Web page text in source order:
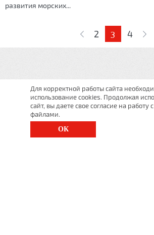
развития морских...
2 3 4
Для корректной работы сайта
использование cookies. Продолжая
сайт, вы даете свое согласие на работу
файлами.
ОК